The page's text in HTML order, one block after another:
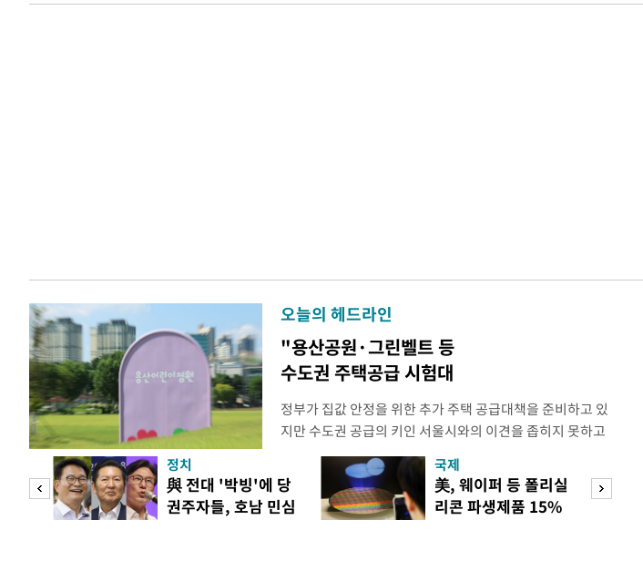
오늘의 헤드라인
"용산공원·그린벨트 등
수도권 주택공급 시험대
정부가 집값 안정을 위한 추가 주택 공급대책을 준비하고 있
지만 수도권 공급의 키인 서울시와의 이견을 좁히지 못하고
있다. 주택 공급 실행력을 높이기 위해선 지방정부와의 소통
과 협력을 강화해야 한다는 지적이 나온다. 7일 업계에 따르
면, 오세훈 서울시장은 전날(6일) 서울시 주관으로 열린 부
동산 대토론회에서 용산공원 부지 내 주택 공급설에 대해
정치
與 전대 '박빙'에 당
권주자들, 호남 민심
국제
美, 웨이퍼 등 폴리실
리콘 파생제품 15%